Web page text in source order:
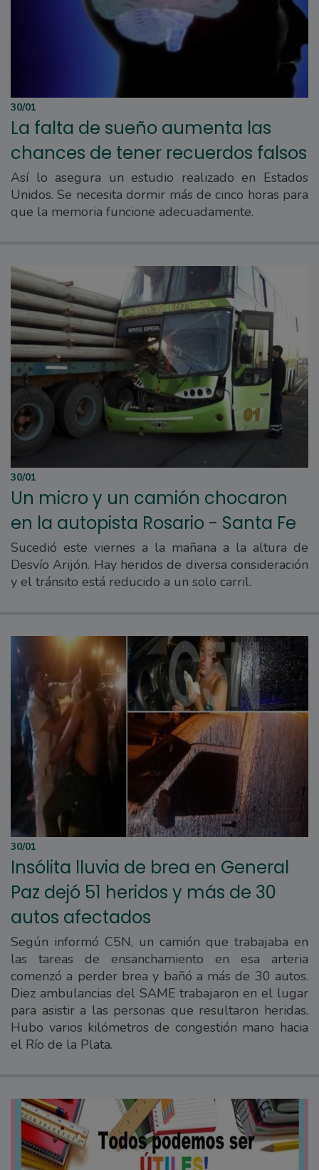
30/01
La falta de sueño aumenta las
chances de tener recuerdos falsos
Así lo asegura un estudio realizado en Estados
Unidos. Se necesita dormir más de cinco horas para
que la memoria funcione adecuadamente.
30/01
Un micro y un camión chocaron
en la autopista Rosario - Santa Fe
Sucedió este viernes a la mañana a la altura de
Desvío Arijón. Hay heridos de diversa consideración
y el tránsito está reducido a un solo carril.
30/01
Insólita lluvia de brea en General
Paz dejó 51 heridos y más de 30
autos afectados
Según informó C5N, un camión que trabajaba en
las tareas de ensanchamiento en esa arteria
comenzó a perder brea y bañó a más de 30 autos.
Diez ambulancias del SAME trabajaron en el lugar
para asistir a las personas que resultaron heridas.
Hubo varios kilómetros de congestión mano hacia
el Río de la Plata.